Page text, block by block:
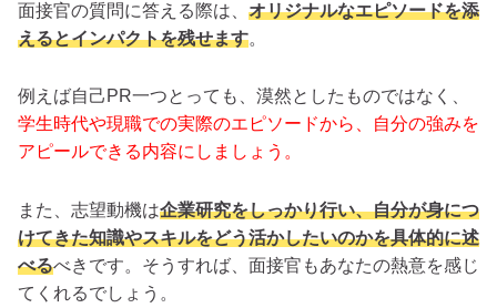
面接官の質問に答える際は、 オリジナルなエピソードを添
えるとインパクトを残せます。
例えば自己PR一つとっても、漠然としたものではなく、
学生時代や現職での実際のエピソードから、自分の強みを
アピールできる内容にしましょう。
また、志望動機は企業研究をしっかり行い、自分が身につ
けてきた知識やスキルをどう活かしたいのかを具体的に述
べるべきです。そうすれば、面接官もあなたの熱意を感じ
てくれるでしょう。